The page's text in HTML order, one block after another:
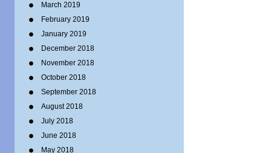
March 2019
February 2019
January 2019
December 2018
November 2018
October 2018
September 2018
August 2018
July 2018
June 2018
May 2018